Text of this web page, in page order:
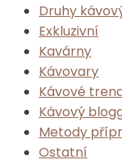
Druhy
Exkluzivní
Kavárny
Kávovary
Kávové
Kávový
Metody
Ostatní